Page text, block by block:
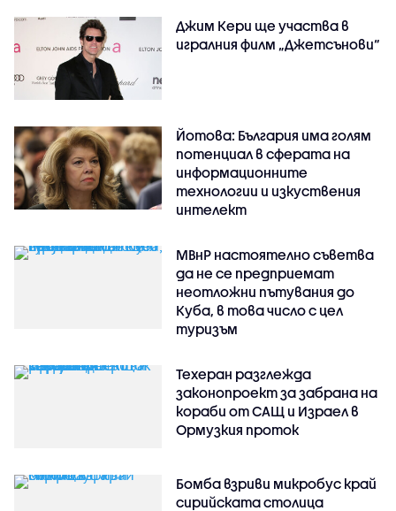
Джим Кери ще участва в
игралния филм „Джетсънови“
Йотова: България има голям
потенциал в сферата на
информационните
технологии и изкуствения
интелект
МВнР настоятелно съветва
да не се предприемат
неотложни пътувания до
Куба, в това число с цел
туризъм
Техеран разглежда
законопроект за забрана на
кораби от САЩ и Израел в
Ормузкия проток
Бомба взриви микробус край
сирийската столица